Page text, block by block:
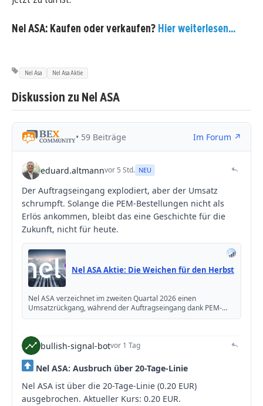
Nel ASA: Kaufen oder verkaufen? Hier weiterlesen...
Nel Asa Nel Asa Aktie
Diskussion zu Nel ASA